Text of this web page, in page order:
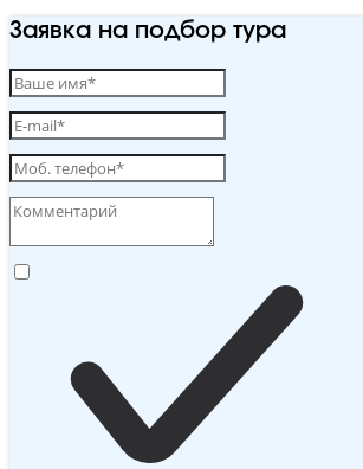
Заявка на подбор тура